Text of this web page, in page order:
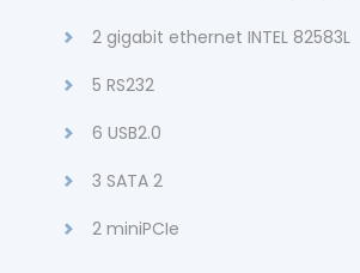
2 gigabit ethernet INTEL 82583L
5 RS232
6 USB2.0
3 SATA 2
2 miniPCIe